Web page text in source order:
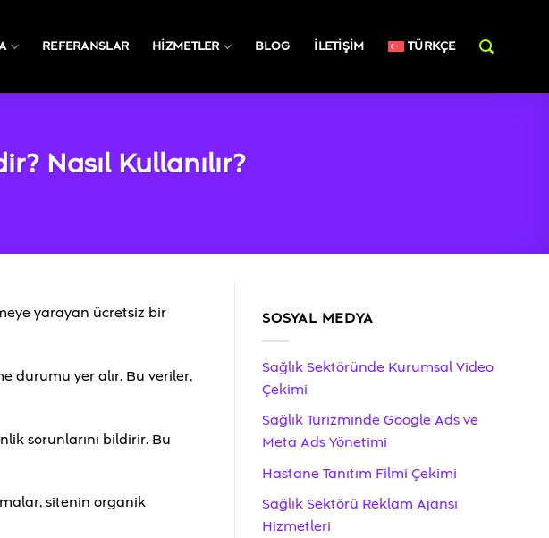
REFERANSLAR HIZMETLER BLOG İLETIŞIM TÜRKÇE
Nasıl Kullanılır?
yarayan ücretsiz bir
durumu yer alır. Bu veriler,
sorunlarını bildirir. Bu
sitenin organik
SOSYAL MEDYA
Sağlık Sektöründe Kurumsal Video
Çekimi
Sağlık Turizminde Google Ads ve
Meta Ads Yönetimi
Hastane Tanıtım Filmi Çekimi
Sağlık Sektörü Reklam Ajansı
Hizmetleri